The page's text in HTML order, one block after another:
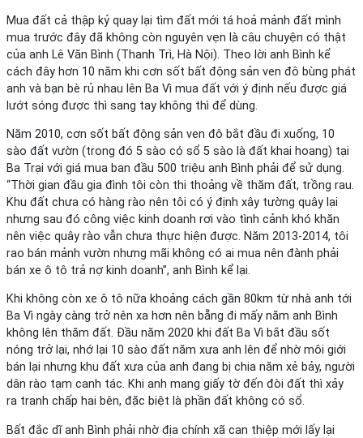
Mua đất cả thập kỷ quay lại tìm đất mới tá hoả mảnh đất mình
mua trước đây đã không còn nguyên vẹn là câu chuyện có thật
của anh Lê Văn Bình (Thanh Trì, Hà Nội). Theo lời anh Bình kể
cách đây hơn 10 năm khi cơn sốt bất động sản ven đô bùng phát
anh và bạn bè rủ nhau lên Ba Vì mua đất với ý định nếu được giá
lướt sóng được thì sang tay không thì để dùng.
Năm 2010, cơn sốt bất động sản ven đô bắt đầu đi xuống, 10
sào đất vườn (trong đó 5 sào có sổ 5 sào là đất khai hoang) tại
Ba Trại với giá mua ban đầu 500 triệu anh Bình phải để sử dụng.
“Thời gian đầu gia đình tôi còn thi thoảng về thăm đất, trồng rau.
Khu đất chưa có hàng rào nên tôi có ý định xây tường quây lại
nhưng sau đó công việc kinh doanh rơi vào tình cảnh khó khăn
nên việc quây rào vẫn chưa thực hiện được. Năm 2013-2014, tôi
rao bán mảnh vườn nhưng mãi không có ai mua nên đành phải
bán xe ô tô trả nợ kinh doanh”, anh Bình kể lại.
Khi không còn xe ô tô nữa khoảng cách gần 80km từ nhà anh tới
Ba Vì ngày càng trở nên xa hơn nên bẵng đi mấy năm anh Bình
không lên thăm đất. Đầu năm 2020 khi đất Ba Vì bắt đầu sốt
nóng trở lại, nhớ lại 10 sào đất năm xưa anh lên để nhờ môi giới
bán lại nhưng khu đất xưa của anh đang bị chia năm xẻ bảy, người
dân rào tạm canh tác. Khi anh mang giấy tờ đến đòi đất thì xảy
ra tranh chấp hai bên, đặc biệt là phần đất không có sổ.
Bất đắc dĩ anh Bình phải nhờ địa chính xã can thiệp mới lấy lại